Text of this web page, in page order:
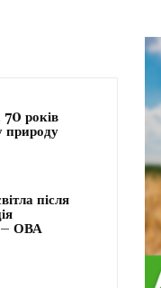
70 років
природу
після
– ОВА